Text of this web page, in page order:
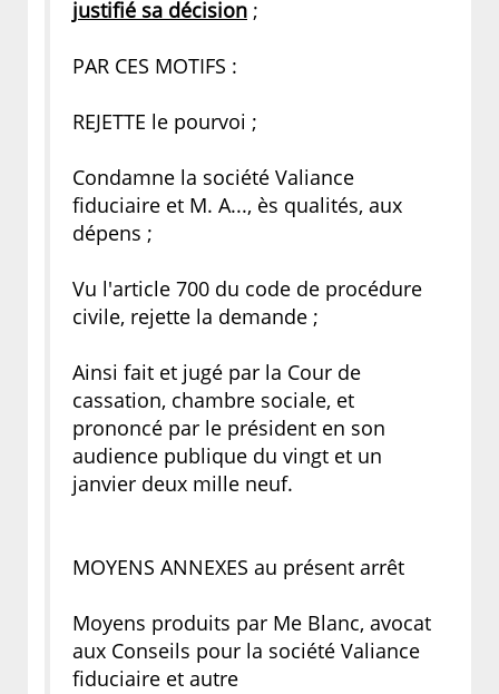
justifié sa décision ;
PAR CES MOTIFS :
REJETTE le pourvoi ;
Condamne la société Valiance
fiduciaire et M. A..., ès qualités, aux
dépens ;
Vu l'article 700 du code de procédure
civile, rejette la demande ;
Ainsi fait et jugé par la Cour de
cassation, chambre sociale, et
prononcé par le président en son
audience publique du vingt et un
janvier deux mille neuf.
MOYENS ANNEXES au présent arrêt
Moyens produits par Me Blanc, avocat
aux Conseils pour la société Valiance
fiduciaire et autre